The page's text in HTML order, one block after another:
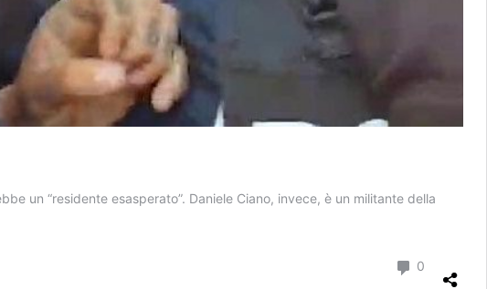
un “residente esasperato”. Daniele Ciano, invece, è un militante della
0